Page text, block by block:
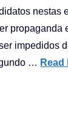
nestas
propaganda
impedidos
… Read